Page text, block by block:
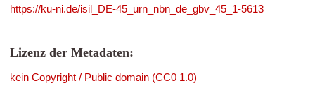
https://ku-ni.de/isil_DE-45_urn_nbn_de_gbv_45_1-5613
Lizenz der Metadaten:
kein Copyright / Public domain (CC0 1.0)